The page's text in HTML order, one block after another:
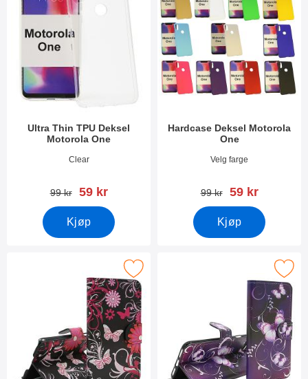
Ultra Thin TPU Deksel
Motorola One
Varenummer 29134
Clear
gammel pris
99 kr ny pris
59 kr
Kjøp
Hardcase Deksel Motorola
One
Varenummer 29091
Velg farge
gammel pris
99 kr ny pris
59 kr
Kjøp
Merk designwallet Motorola One som favoritt
Merk designwallet